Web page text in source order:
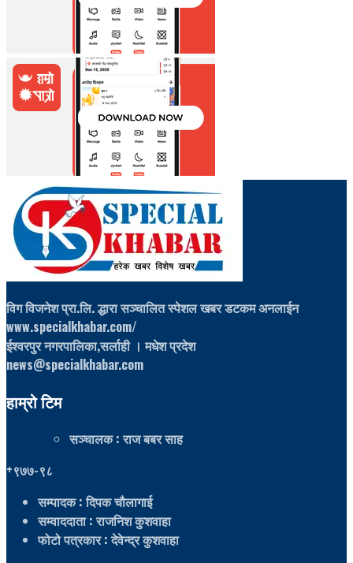
विग विजनेश प्रा.लि. द्धारा सञ्चालित स्पेशल खबर डटकम अनलाईन
www.specialkhabar.com/
ईश्‍वरपुर नगरपालिका,सर्लाही । मधेश प्रदेश
news@specialkhabar.com
हाम्रो टिम
सञ्चालक: राज बबर साह
+९७७-९८
सम्पादक: दिपक चौलागाई
सम्वाददाता: राजनिश कुशवाहा
फोटो पत्रकार: देवेन्द्र कुशवाहा